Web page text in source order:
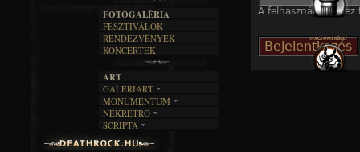
A felhasználónévhez
FOTÓGALÉRIA
FESZTIVÁLOK
RENDEZVÉNYEK
KONCERTEK
ART
GALERIART
ARTGALERI
KÉPREGÉNYEK
LAKÁSKULTS
MONUMENTUM
TEMETŐK
TEMPLOMOK
VÁRAK
NEKRETRO
SZUBKULT
FEKETE LYUK
SCRIPTA
NOVELLÁK